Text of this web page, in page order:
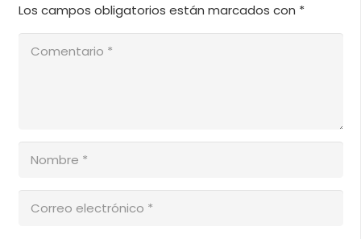
Los campos obligatorios están marcados con *